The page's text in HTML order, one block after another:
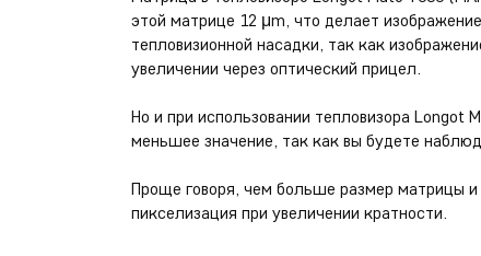
этой матрице 12 μm, что делает
тепловизионной насадки, так как
увеличении через оптический прицел.
Но и при использовании тепловизора Longot
меньшее значение, так как вы будете
Проще говоря, чем больше размер матрицы
пикселизация при увеличении кратности.